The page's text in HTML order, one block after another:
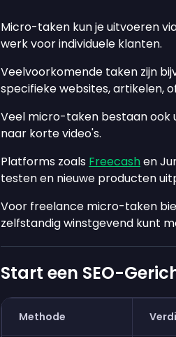
Micro-taken kun je uitvoeren
werk voor individuele klanten.
Veelvoorkomende taken zijn
specifieke websites, artikelen,
Veel micro-taken bestaan ook
naar korte video's.
Platforms zoals Freecashen
testen en nieuwe producten
Voor freelance micro-taken
zelfstandig winstgevend kunt
Start een SEO-
Methode